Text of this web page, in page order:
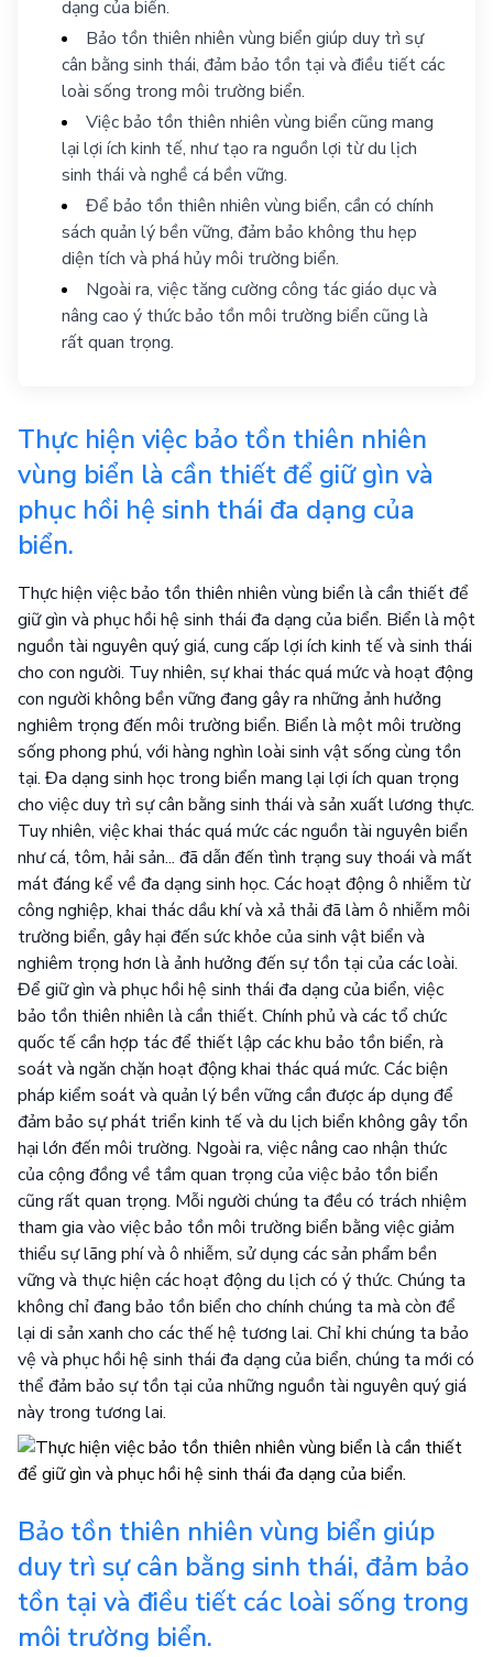
dạng của biển.
Bảo tồn thiên nhiên vùng biển giúp duy trì sự
cân bằng sinh thái, đảm bảo tồn tại và điều tiết các
loài sống trong môi trường biển.
Việc bảo tồn thiên nhiên vùng biển cũng mang
lại lợi ích kinh tế, như tạo ra nguồn lợi từ du lịch
sinh thái và nghề cá bền vững.
Để bảo tồn thiên nhiên vùng biển, cần có chính
sách quản lý bền vững, đảm bảo không thu hẹp
diện tích và phá hủy môi trường biển.
Ngoài ra, việc tăng cường công tác giáo dục và
nâng cao ý thức bảo tồn môi trường biển cũng là
rất quan trọng.
Thực hiện việc bảo tồn thiên nhiên
vùng biển là cần thiết để giữ gìn và
phục hồi hệ sinh thái đa dạng của
biển.
Thực hiện việc bảo tồn thiên nhiên vùng biển là cần thiết để
giữ gìn và phục hồi hệ sinh thái đa dạng của biển. Biển là một
nguồn tài nguyên quý giá, cung cấp lợi ích kinh tế và sinh thái
cho con người. Tuy nhiên, sự khai thác quá mức và hoạt động
con người không bền vững đang gây ra những ảnh hưởng
nghiêm trọng đến môi trường biển. Biển là một môi trường
sống phong phú, với hàng nghìn loài sinh vật sống cùng tồn
tại. Đa dạng sinh học trong biển mang lại lợi ích quan trọng
cho việc duy trì sự cân bằng sinh thái và sản xuất lương thực.
Tuy nhiên, việc khai thác quá mức các nguồn tài nguyên biển
như cá, tôm, hải sản... đã dẫn đến tình trạng suy thoái và mất
mát đáng kể về đa dạng sinh học. Các hoạt động ô nhiễm từ
công nghiệp, khai thác dầu khí và xả thải đã làm ô nhiễm môi
trường biển, gây hại đến sức khỏe của sinh vật biển và
nghiêm trọng hơn là ảnh hưởng đến sự tồn tại của các loài.
Để giữ gìn và phục hồi hệ sinh thái đa dạng của biển, việc
bảo tồn thiên nhiên là cần thiết. Chính phủ và các tổ chức
quốc tế cần hợp tác để thiết lập các khu bảo tồn biển, rà
soát và ngăn chặn hoạt động khai thác quá mức. Các biện
pháp kiểm soát và quản lý bền vững cần được áp dụng để
đảm bảo sự phát triển kinh tế và du lịch biển không gây tổn
hại lớn đến môi trường. Ngoài ra, việc nâng cao nhận thức
của cộng đồng về tầm quan trọng của việc bảo tồn biển
cũng rất quan trọng. Mỗi người chúng ta đều có trách nhiệm
tham gia vào việc bảo tồn môi trường biển bằng việc giảm
thiểu sự lãng phí và ô nhiễm, sử dụng các sản phẩm bền
vững và thực hiện các hoạt động du lịch có ý thức. Chúng ta
không chỉ đang bảo tồn biển cho chính chúng ta mà còn để
lại di sản xanh cho các thế hệ tương lai. Chỉ khi chúng ta bảo
vệ và phục hồi hệ sinh thái đa dạng của biển, chúng ta mới có
thể đảm bảo sự tồn tại của những nguồn tài nguyên quý giá
này trong tương lai.
Bảo tồn thiên nhiên vùng biển giúp
duy trì sự cân bằng sinh thái, đảm bảo
tồn tại và điều tiết các loài sống trong
môi trường biển.